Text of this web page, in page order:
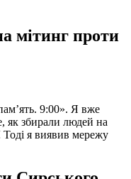
мітинг проти
9:00». Я вже
як збирали людей на
я виявив мережу